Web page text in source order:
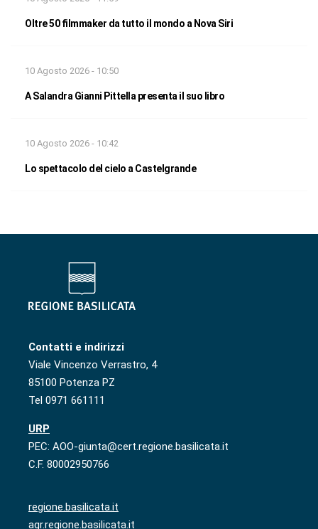
Oltre 50 filmmaker da tutto il mondo a Nova Siri
10 Agosto 2026 - 10:50
A Salandra Gianni Pittella presenta il suo libro
10 Agosto 2026 - 10:42
Lo spettacolo del cielo a Castelgrande
Contatti e indirizzi
Viale Vincenzo Verrastro, 4
85100 Potenza PZ
Tel 0971 661111
URP
PEC: AOO-giunta@cert.regione.basilicata.it
C.F. 80002950766
regione.basilicata.it
agr.regione.basilicata.it